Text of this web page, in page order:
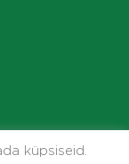
küpsiseid.